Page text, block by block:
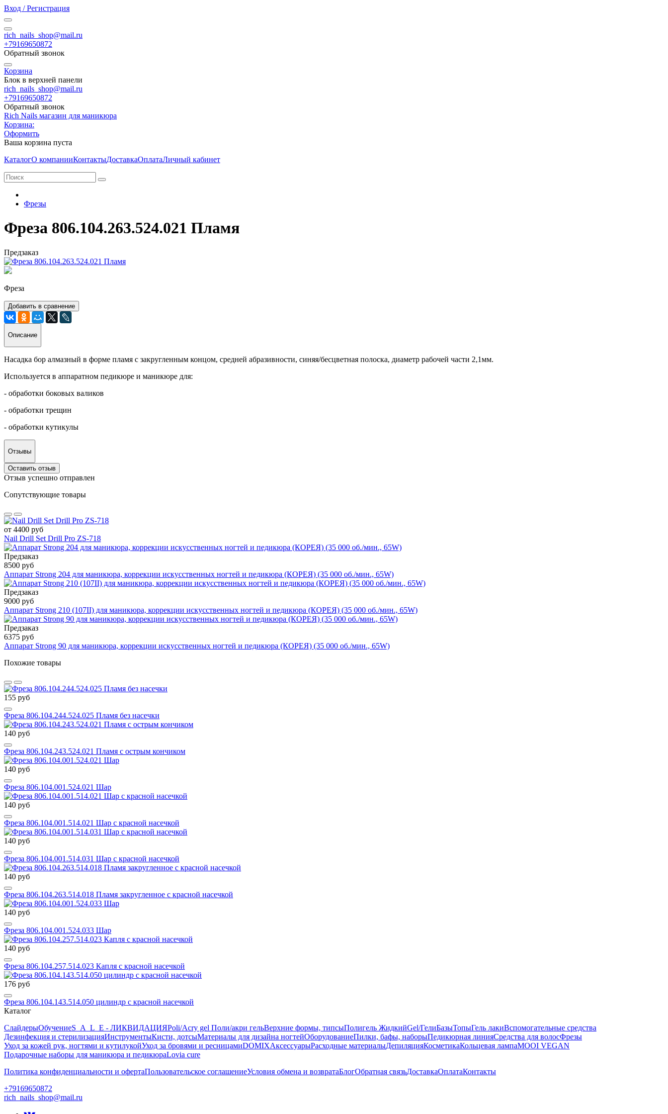
Вход / Регистрация
rich_nails_shop@mail.ru
+79169650872
Обратный звонок
Корзина
Блок в верхней панели
rich_nails_shop@mail.ru
+79169650872
Обратный звонок
Rich Nails магазин для маникюра
Корзина:
Оформить
Ваша корзина пуста
КаталогО компанииКонтактыДоставкаОплатаЛичный кабинет
Фрезы
Фреза 806.104.263.524.021 Пламя
Предзаказ
Фреза
Добавить в сравнение
Описание
Насадка бор алмазный в форме пламя с закругленным концом, средней абразивности, синяя/бесцветная полоска, диаметр рабочей части 2,1мм.
Используется в аппаратном педикюре и маникюре для:
- обработки боковых валиков
- обработки трещин
- обработки кутикулы
Отзывы
Оставить отзыв
Отзыв успешно отправлен
Сопутствующие товары
от 4400 руб
Nail Drill Set Drill Pro ZS-718
Предзаказ
8500 руб
Аппарат Strong 204 для маникюра, коррекции искусственных ногтей и педикюра (КОРЕЯ) (35 000 об./мин., 65W)
Предзаказ
9000 руб
Аппарат Strong 210 (107II) для маникюра, коррекции искусственных ногтей и педикюра (КОРЕЯ) (35 000 об./мин., 65W)
Предзаказ
6375 руб
Аппарат Strong 90 для маникюра, коррекции искусственных ногтей и педикюра (КОРЕЯ) (35 000 об./мин., 65W)
Похожие товары
155 руб
Фреза 806.104.244.524.025 Пламя без насечки
140 руб
Фреза 806.104.243.524.021 Пламя с острым кончиком
140 руб
Фреза 806.104.001.524.021 Шар
140 руб
Фреза 806.104.001.514.021 Шар с красной насечкой
140 руб
Фреза 806.104.001.514.031 Шар с красной насечкой
140 руб
Фреза 806.104.263.514.018 Пламя закругленное с красной насечкой
140 руб
Фреза 806.104.001.524.033 Шар
140 руб
Фреза 806.104.257.514.023 Капля с красной насечкой
176 руб
Фреза 806.104.143.514.050 цилиндр с красной насечкой
Каталог
СлайдерыОбучениеS_A_L_E - ЛИКВИДАЦИЯPoli/Acry gel Поли/акри гельВерхние формы, типсыПолигель ЖидкийGel/ГелиБазыТопыГель лакиВспомогательные средства
Дезинфекция и стерилизацияИнструментыКисти, дотсыМатериалы для дизайна ногтейОборудованиеПилки, бафы, наборыПедикюрная линияСредства для волосФрезы
Уход за кожей рук, ногтями и кутилукойУход за бровями и ресницамиDOMIXАксессуарыРасходные материалыДепиляцияКосметикаКольцевая лампаMOOI VEGAN
Подарочные наборы для маникюра и педикюраLovia cure
Политика конфиденциальности и офертаПользовательское соглашениеУсловия обмена и возвратаБлогОбратная связьДоставкаОплатаКонтакты
+79169650872
rich_nails_shop@mail.ru